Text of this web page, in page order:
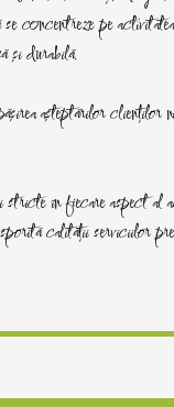
se concentreze pe
și durabilă.
așteptărilor clienților
în fiecare aspect al
calității serviciilor